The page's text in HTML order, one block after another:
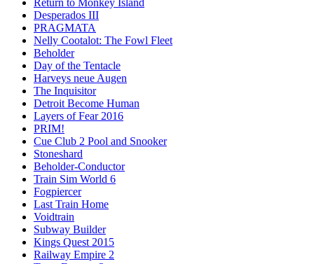
Return to Monkey Island
Desperados III
PRAGMATA
Nelly Cootalot: The Fowl Fleet
Beholder
Day of the Tentacle
Harveys neue Augen
The Inquisitor
Detroit Become Human
Layers of Fear 2016
PRIM!
Cue Club 2 Pool and Snooker
Stoneshard
Beholder-Conductor
Train Sim World 6
Fogpiercer
Last Train Home
Voidtrain
Subway Builder
Kings Quest 2015
Railway Empire 2